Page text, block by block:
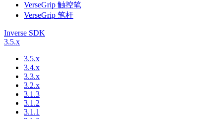
VerseGrip 触控笔
VerseGrip 笔杆
Inverse SDK
3.5.x
3.5.x
3.4.x
3.3.x
3.2.x
3.1.3
3.1.2
3.1.1